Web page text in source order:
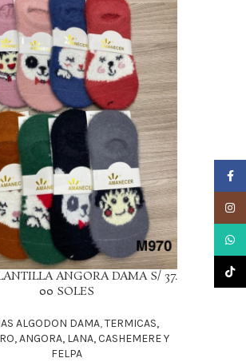
ANGORA DAMA S/ 37.
00 SOLES
ALGODON DAMA,TERMICAS,
ANGORA, LANA, CASHEMERE Y
FELPA
LEER MÁS
PANTY
TikTok